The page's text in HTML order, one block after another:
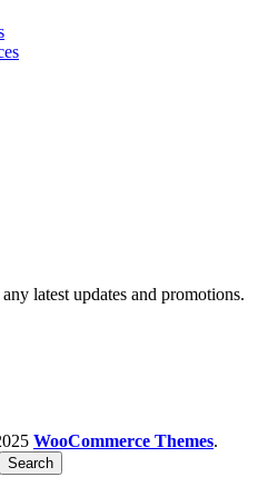
latest updates and promotions.
WooCommerce Themes.
Search